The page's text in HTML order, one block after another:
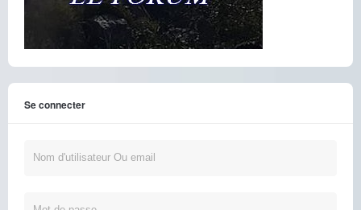
Se connecter